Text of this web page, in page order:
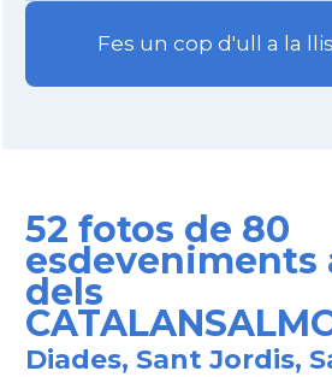
Fes un cop d'ull a la
52 fotos de 80
esdeveniments
dels
Diades, Sant Jordis,